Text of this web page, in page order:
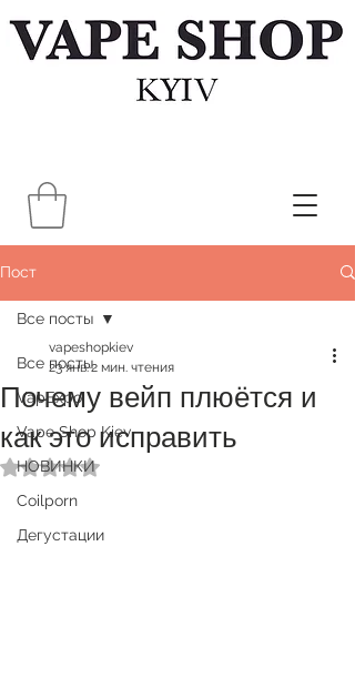
Пост
Все посты
VapExpo
Vape Shop Kiev
НОВИНКИ
Coilporn
Дегустации
Все посты
Почему вейп плюётся и
как это исправить
vapeshopkiev
23 янв.2 мин. чтения
Оценка: не число из 5 звезд.